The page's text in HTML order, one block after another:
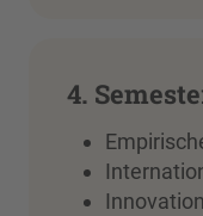
4.